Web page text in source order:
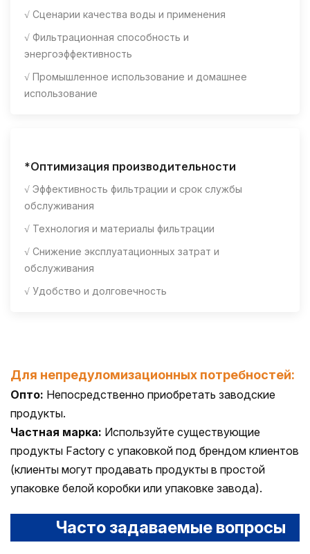
√ Сценарии качества воды и применения
√ Фильтрационная способность и
энергоэффективность
√ Промышленное использование и домашнее
использование
*Оптимизация производительности
√ Эффективность фильтрации и срок службы
обслуживания
√ Технология и материалы фильтрации
√ Снижение эксплуатационных затрат и
обслуживания
√ Удобство и долговечность
Для непредуломизационных потребностей:
Опто: Непосредственно приобретать заводские
продукты.
Частная марка: Используйте существующие
продукты Factory с упаковкой под брендом клиентов
(клиенты могут продавать продукты в простой
упаковке белой коробки или упаковке завода).
Часто задаваемые вопросы